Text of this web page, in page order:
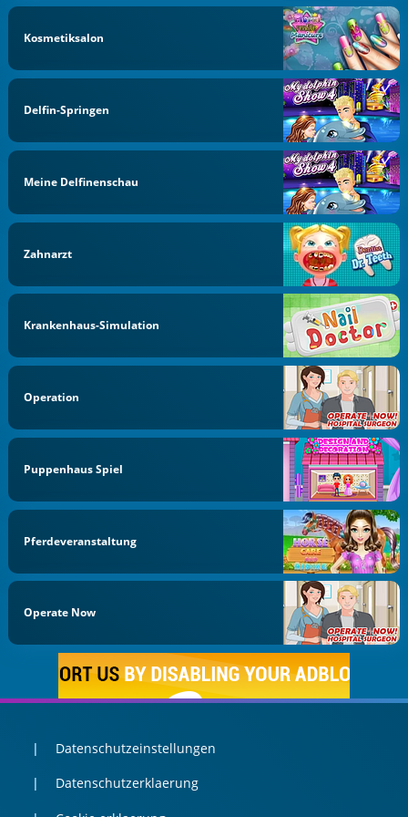
Kosmetiksalon
Delfin-Springen
Meine Delfinenschau
Zahnarzt
Krankenhaus-Simulation
Operation
Puppenhaus Spiel
Pferdeveranstaltung
Operate Now
Datenschutzeinstellungen
Datenschutzerklaerung